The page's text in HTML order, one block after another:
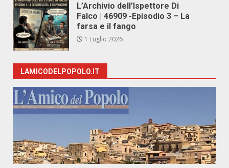
L’Archivio dell’Ispettore Di
Falco | 46909 -Episodio 3 – La
farsa e il fango
1 Luglio 2026
LAMICODELPOPOLO.IT